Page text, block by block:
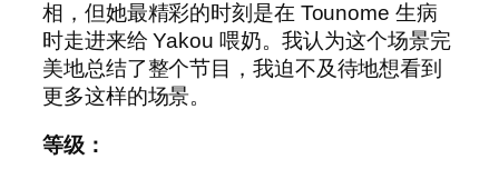
相，但她最精彩的时刻是在 Tounome 生病
时走进来给 Yakou 喂奶。我认为这个场景完
美地总结了整个节目，我迫不及待地想看到
更多这样的场景。
等级：